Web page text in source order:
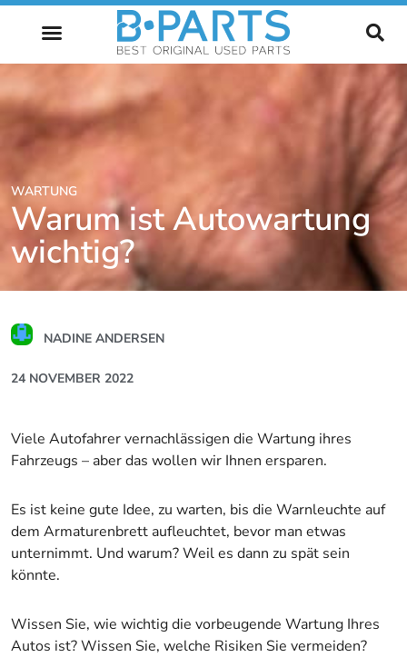
WARTUNG
Warum ist Autowartung
wichtig?
NADINE ANDERSEN
24 NOVEMBER 2022
Viele Autofahrer vernachlässigen die Wartung ihres
Fahrzeugs – aber das wollen wir Ihnen ersparen.
Es ist keine gute Idee, zu warten, bis die Warnleuchte auf
dem Armaturenbrett aufleuchtet, bevor man etwas
unternimmt. Und warum? Weil es dann zu spät sein
könnte.
Wissen Sie, wie wichtig die vorbeugende Wartung Ihres
Autos ist? Wissen Sie, welche Risiken Sie vermeiden?